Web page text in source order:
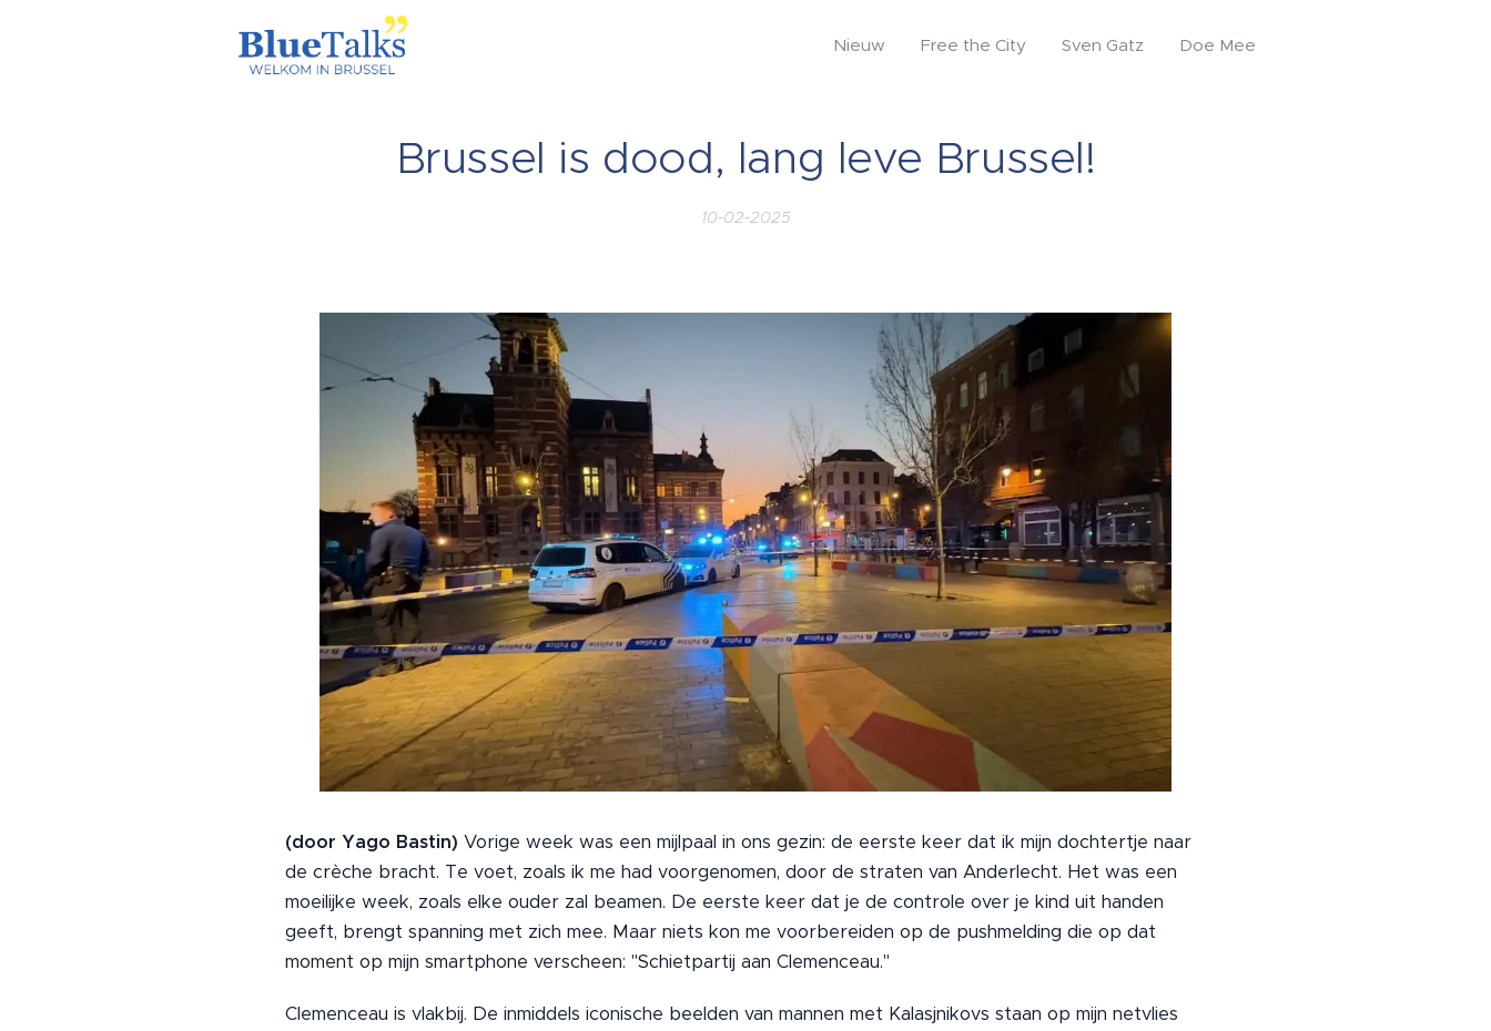
Nieuw Free the City Sven Gatz Doe Mee
Brussel is dood, lang leve Brussel!
10-02-2025
(door Yago Bastin) Vorige week was een mijlpaal in ons gezin: de eerste keer dat ik mijn dochtertje naar
de crèche bracht. Te voet, zoals ik me had voorgenomen, door de straten van Anderlecht. Het was een
moeilijke week, zoals elke ouder zal beamen. De eerste keer dat je de controle over je kind uit handen
geeft, brengt spanning met zich mee. Maar niets kon me voorbereiden op de pushmelding die op dat
moment op mijn smartphone verscheen: "Schietpartij aan Clemenceau."
Clemenceau is vlakbij. De inmiddels iconische beelden van mannen met Kalasjnikovs staan op mijn netvlies